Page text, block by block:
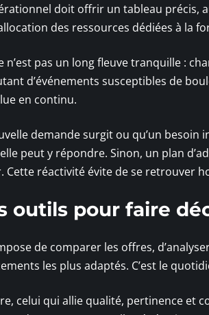
doit offrir un tableau précis,
des ressources dédiées à la
n’est pas un long fleuve tranquille :
d’événements susceptibles de
en continu.
demande surgit ou qu’un
peut y répondre. Sinon, un plan
Cette réactivité évite de se retrouver
outils pour faire
de comparer les offres,
les plus adaptés. C’est le
celui qui allie qualité, pertinence et